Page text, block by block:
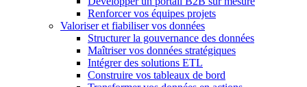
Renforcer vos équipes projets
Valoriser et fiabiliser vos données
Structurer la gouvernance des données
Maîtriser vos données stratégiques
Intégrer des solutions ETL
Construire vos tableaux de bord